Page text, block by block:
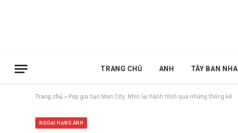
TRANG CHỦ ANH TÂY BAN NHA
Trang chủ » Pep gia hạn Man City: Nhìn lại hành trình qua những thống kê
NGOẠI HẠNG ANH